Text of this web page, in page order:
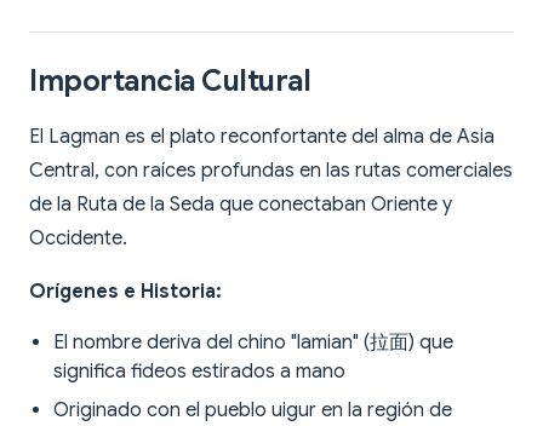
Importancia Cultural
El Lagman es el plato reconfortante del alma de Asia
Central, con raíces profundas en las rutas comerciales
de la Ruta de la Seda que conectaban Oriente y
Occidente.
Orígenes e Historia:
El nombre deriva del chino "lamian" (拉面) que
significa fideos estirados a mano
Originado con el pueblo uigur en la región de